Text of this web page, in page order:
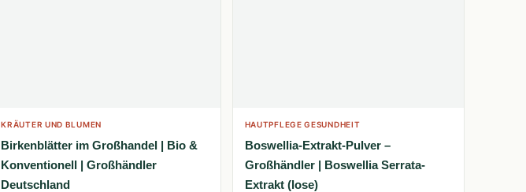
KRÄUTER UND BLUMEN
Birkenblätter im Großhandel | Bio &
Konventionell | Großhändler
Deutschland
HAUTPFLEGE GESUNDHEIT
Boswellia-Extrakt-Pulver –
Großhändler | Boswellia Serrata-
Extrakt (lose)